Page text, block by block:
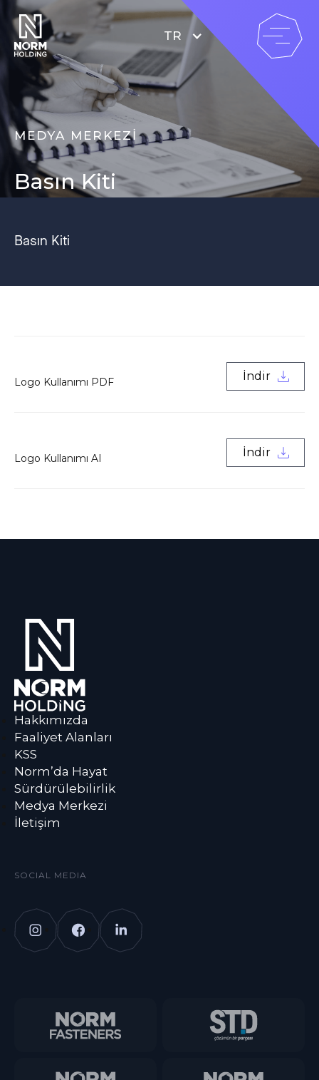
TR
MEDYA MERKEZİ
Basın Kiti
Basın Kiti
Logo Kullanımı PDF İndir
Logo Kullanımı AI İndir
Hakkımızda
Faaliyet Alanları
KSS
Norm’da Hayat
Sürdürülebilirlik
Medya Merkezi
İletişim
SOCIAL MEDIA